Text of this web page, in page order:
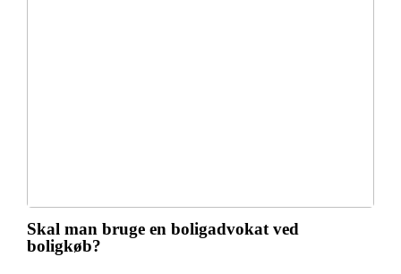
Skal man bruge en boligadvokat ved
boligkøb?